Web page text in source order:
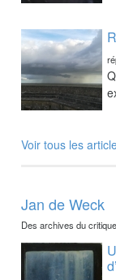
Voir tous les
Jan de Weck
Des archives du